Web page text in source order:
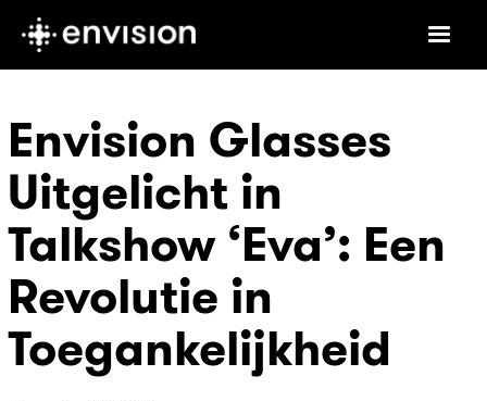
Envision Glasses
Uitgelicht in
Talkshow ‘Eva’: Een
Revolutie in
Toegankelijkheid